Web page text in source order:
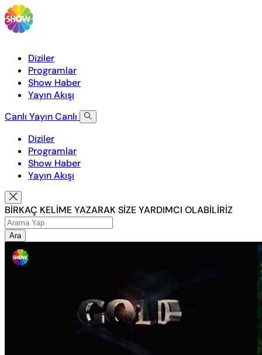
Diziler
Programlar
Show Haber
Yayın Akışı
Canlı YayınCanlı
Diziler
Programlar
Show Haber
Yayın Akışı
BİRKAÇ KELİME YAZARAK SİZE YARDIMCI OLABİLİRİZ
Ara